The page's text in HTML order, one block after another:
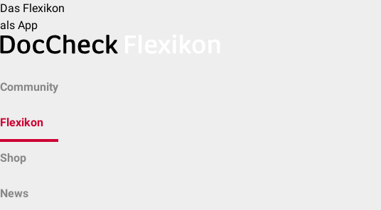
Das Flexikon
als App
Community
Flexikon
Shop
News